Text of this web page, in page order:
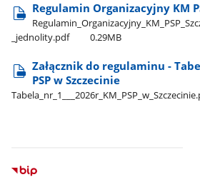
Regulamin Organizacyjny KM
_jednolity.pdf
0.29MB
Załącznik do regulaminu -
PSP w Szczecinie